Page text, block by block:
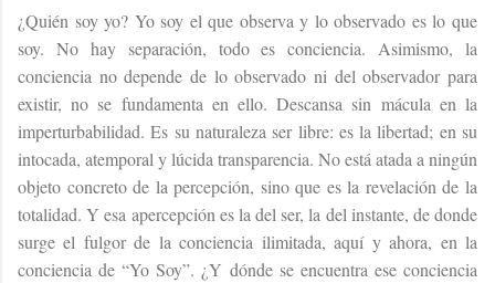
¿Quién soy yo? Yo soy el que observa y lo observado es lo que
soy. No hay separación, todo es conciencia. Asimismo, la
conciencia no depende de lo observado ni del observador para
existir, no se fundamenta en ello. Descansa sin mácula en la
imperturbabilidad. Es su naturaleza ser libre: es la libertad; en su
intocada, atemporal y lúcida transparencia. No está atada a ningún
objeto concreto de la percepción, sino que es la revelación de la
totalidad. Y esa apercepción es la del ser, la del instante, de donde
surge el fulgor de la conciencia ilimitada, aquí y ahora, en la
conciencia de “Yo Soy”. ¿Y dónde se encuentra ese conciencia